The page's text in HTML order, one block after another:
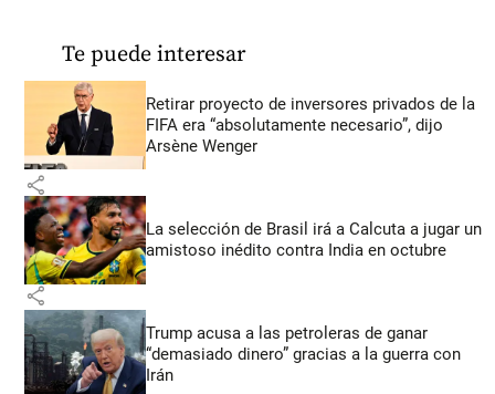
Te puede interesar
Retirar proyecto de inversores privados de la
FIFA era “absolutamente necesario”, dijo
Arsène Wenger
share
La selección de Brasil irá a Calcuta a jugar un
amistoso inédito contra India en octubre
share
Trump acusa a las petroleras de ganar
“demasiado dinero” gracias a la guerra con
Irán